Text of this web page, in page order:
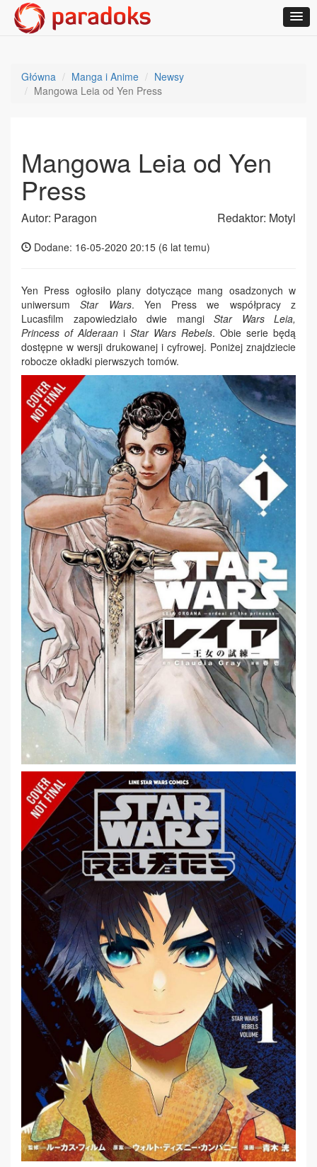
Główna Manga i Anime
Newsy
Mangowa Leia od Yen Press
Mangowa Leia od Yen
Press
Autor: Paragon Redaktor: Motyl
Dodane: 16-05-2020 20:15 (6 lat temu)
Yen Press ogłosiło plany dotyczące mang osadzonych w
uniwersumStar Wars. Yen Press we współpracy z
Lucasfilm zapowiedziało dwie mangi Star Wars Leia,
Princess of Alderaan i Star Wars Rebels. Obie serie będą
dostępne w wersji drukowanej i cyfrowej. Poniżej znajdziecie
robocze okładki pierwszych tomów.